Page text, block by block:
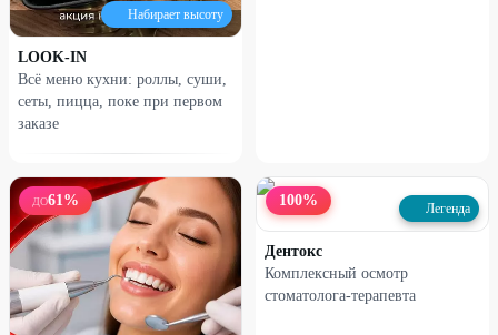
Набирает высоту
LOOK-IN
Всё меню кухни: роллы, суши,
сеты, пицца, поке при первом
заказе
ДО61 % 100% Легенда
Дентокс
Комплексный осмотр
стоматолога-терапевта